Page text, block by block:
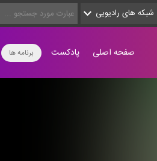
شبکه های رادیویی
برنامه ها صفحه اصلی پادکست